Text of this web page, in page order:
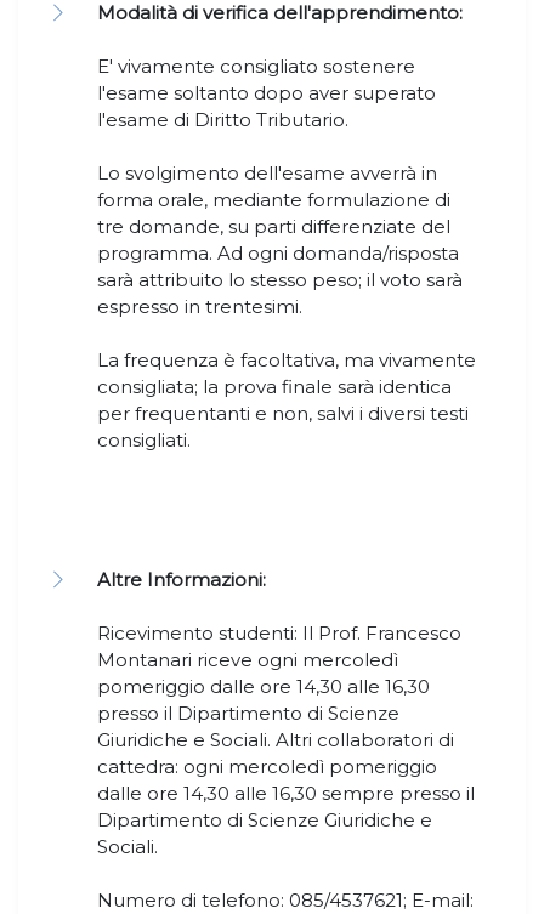
Modalità di verifica dell'apprendimento:
E' vivamente consigliato sostenere
l'esame soltanto dopo aver superato
l'esame di Diritto Tributario.
Lo svolgimento dell'esame avverrà in
forma orale, mediante formulazione di
tre domande, su parti differenziate del
programma. Ad ogni domanda/risposta
sarà attribuito lo stesso peso; il voto sarà
espresso in trentesimi.
La frequenza è facoltativa, ma vivamente
consigliata; la prova finale sarà identica
per frequentanti e non, salvi i diversi testi
consigliati.
Altre Informazioni:
Ricevimento studenti: Il Prof. Francesco
Montanari riceve ogni mercoledì
pomeriggio dalle ore 14,30 alle 16,30
presso il Dipartimento di Scienze
Giuridiche e Sociali. Altri collaboratori di
cattedra: ogni mercoledì pomeriggio
dalle ore 14,30 alle 16,30 sempre presso il
Dipartimento di Scienze Giuridiche e
Sociali.
Numero di telefono: 085/4537621; E-mail: